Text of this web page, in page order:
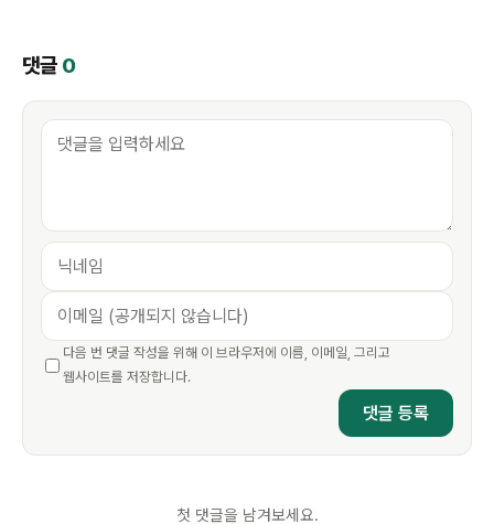
댓글 0
다음 번 댓글 작성을 위해 이 브라우저에 이름, 이메일, 그리고
웹사이트를 저장합니다.
첫 댓글을 남겨보세요.